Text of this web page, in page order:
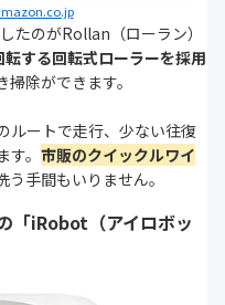
たのがRollan（ローラン）
する回転式ローラーを採用
掃除ができます。
ルートで走行、少ない往復
。 市販のクイックルワイ
う手間もいりません。
「iRobot（アイロボッ